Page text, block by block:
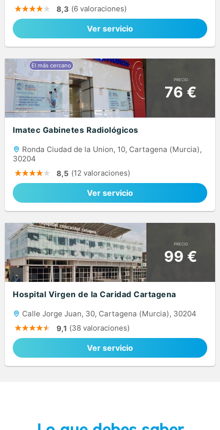
8,3 (6 valoraciones)
Ver servicio
PRECIO
76 €
Imatec Gabinetes Radiológicos
Ronda Ciudad de la Union, 10, Cartagena (Murcia),
30204
8,5 (12 valoraciones)
Ver servicio
PRECIO
99 €
Hospital Virgen de la Caridad Cartagena
Calle Jorge Juan, 30, Cartagena (Murcia), 30204
9,1 (38 valoraciones)
Ver servicio